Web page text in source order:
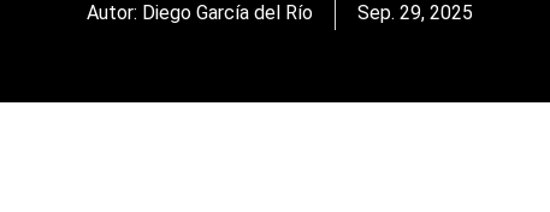
Autor: Diego García del Río Sep. 29, 2025